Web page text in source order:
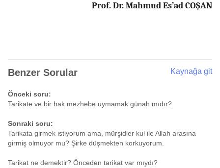
Prof. Dr. Mahmud Es’ad COŞAN
Benzer Sorular Kaynağa git
Önceki soru:
Tarikate ve bir hak mezhebe uymamak günah mıdır?
Sonraki soru:
Tarikata girmek istiyorum ama, mürşidler kul ile Allah arasına
girmiş olmuyor mu? Şirke düşmekten korkuyorum.
Tarikat ne demektir? Önceden tarikat var mıydı?